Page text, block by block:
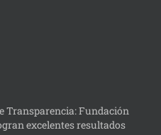
Transparencia: Fundación
excelentes resultados